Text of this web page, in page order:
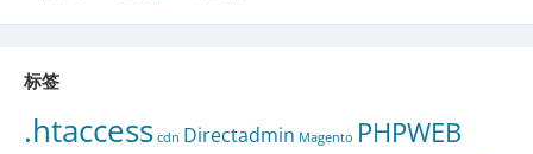
标签
.htaccess cdn Directadmin Magento PHPWEB